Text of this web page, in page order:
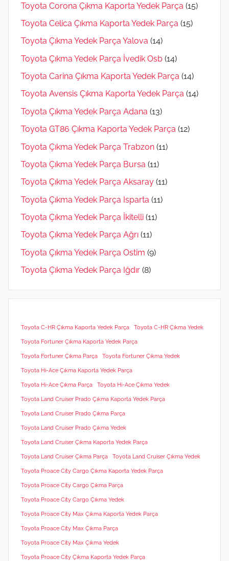
Toyota Corona Çıkma Kaporta Yedek Parça (15)
Toyota Celica Çıkma Kaporta Yedek Parça (15)
Toyota Çıkma Yedek Parça Yalova (14)
Toyota Çıkma Yedek Parça İvedik Osb (14)
Toyota Carina Çıkma Kaporta Yedek Parça (14)
Toyota Avensis Çıkma Kaporta Yedek Parça (14)
Toyota Çıkma Yedek Parça Adana (13)
Toyota GT86 Çıkma Kaporta Yedek Parça (12)
Toyota Çıkma Yedek Parça Trabzon (11)
Toyota Çıkma Yedek Parça Bursa (11)
Toyota Çıkma Yedek Parça Aksaray (11)
Toyota Çıkma Yedek Parça Isparta (11)
Toyota Çıkma Yedek Parça İkitelli (11)
Toyota Çıkma Yedek Parça Ağrı (11)
Toyota Çıkma Yedek Parça Ostim (9)
Toyota Çıkma Yedek Parça Iğdır (8)
Toyota C-HR Çıkma Kaporta Yedek Parça Toyota C-HR Çıkma Yedek
Toyota Fortuner Çıkma Kaporta Yedek Parça
Toyota Fortuner Çıkma Parça Toyota Fortuner Çıkma Yedek
Toyota Hi-Ace Çıkma Kaporta Yedek Parça
Toyota Hi-Ace Çıkma Parça Toyota Hi-Ace Çıkma Yedek
Toyota Land Cruiser Prado Çıkma Kaporta Yedek Parça
Toyota Land Cruiser Prado Çıkma Parça
Toyota Land Cruiser Prado Çıkma Yedek
Toyota Land Cruiser Çıkma Kaporta Yedek Parça
Toyota Land Cruiser Çıkma Parça Toyota Land Cruiser Çıkma Yedek
Toyota Proace City Cargo Çıkma Kaporta Yedek Parça
Toyota Proace City Cargo Çıkma Parça
Toyota Proace City Cargo Çıkma Yedek
Toyota Proace City Max Çıkma Kaporta Yedek Parça
Toyota Proace City Max Çıkma Parça
Toyota Proace City Max Çıkma Yedek
Toyota Proace City Çıkma Kaporta Yedek Parça